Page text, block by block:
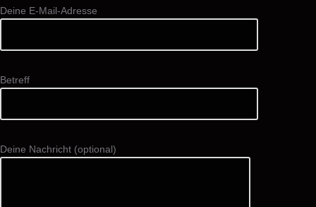
Deine E-Mail-Adresse
Betreff
Deine Nachricht (optional)